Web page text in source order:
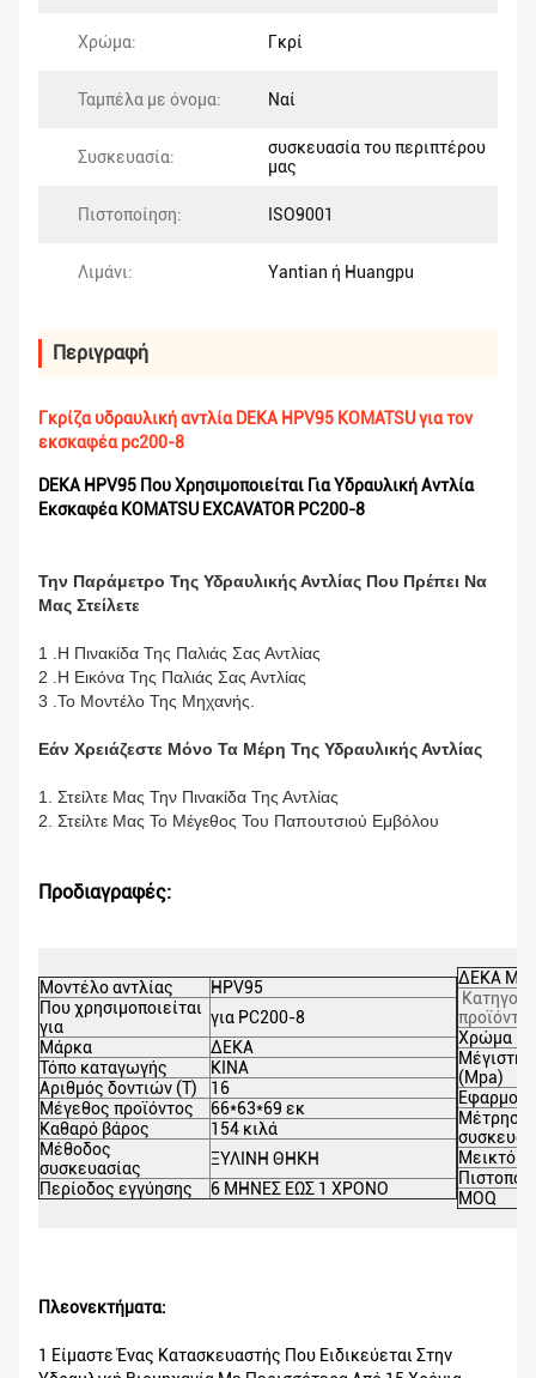
Χρώμα: Γκρί
Ταμπέλα με όνομα: Ναί
Συσκευασία:
συσκευασία του περιπτέρου
μας
Πιστοποίηση: ISO9001
Λιμάνι: Yantian ή Huangpu
Περιγραφή
Γκρίζα υδραυλική αντλία DEKA HPV95 KOMATSU για τον
εκσκαφέα pc200-8
DEKA HPV95 Που Χρησιμοποιείται Για Υδραυλική Αντλία
Εκσκαφέα KOMATSU EXCAVATOR PC200-8
Την Παράμετρο Της Υδραυλικής Αντλίας Που Πρέπει Να
Μας Στείλετε
1 .Η Πινακίδα Της Παλιάς Σας Αντλίας
2 .Η Εικόνα Της Παλιάς Σας Αντλίας
3 .Το Μοντέλο Της Μηχανής.
Εάν Χρειάζεστε Μόνο Τα Μέρη Της Υδραυλικής Αντλίας
1. Στείλτε Μας Την Πινακίδα Της Αντλίας
2. Στείλτε Μας Το Μέγεθος Του Παπουτσιού Εμβόλου
Προδιαγραφές:
Μοντέλο αντλίας
HPV95
Που χρησιμοποιείται
για
για PC200-8
Μάρκα
ΔΕΚΑ
Τόπο καταγωγής
ΚΙΝΑ
Αριθμός δοντιών (Τ)
16
Μέγεθος προϊόντος
66*63*69 εκ
Καθαρό βάρος
154 κιλά
Μέθοδος
συσκευασίας
ΞΥΛΙΝΗ ΘΗΚΗ
Περίοδος εγγύησης
6 ΜΗΝΕΣ ΕΩΣ 1 ΧΡΟΝΟ
ΔΕΚΑ
Χρώμα
Μέγιστη
(Mpa)
Μέτρηση
Μεικτό
MOQ
Πλεονεκτήματα:
1 Είμαστε Ένας Κατασκευαστής Που Ειδικεύεται Στην